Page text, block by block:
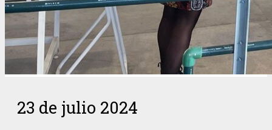
23 de julio 2024